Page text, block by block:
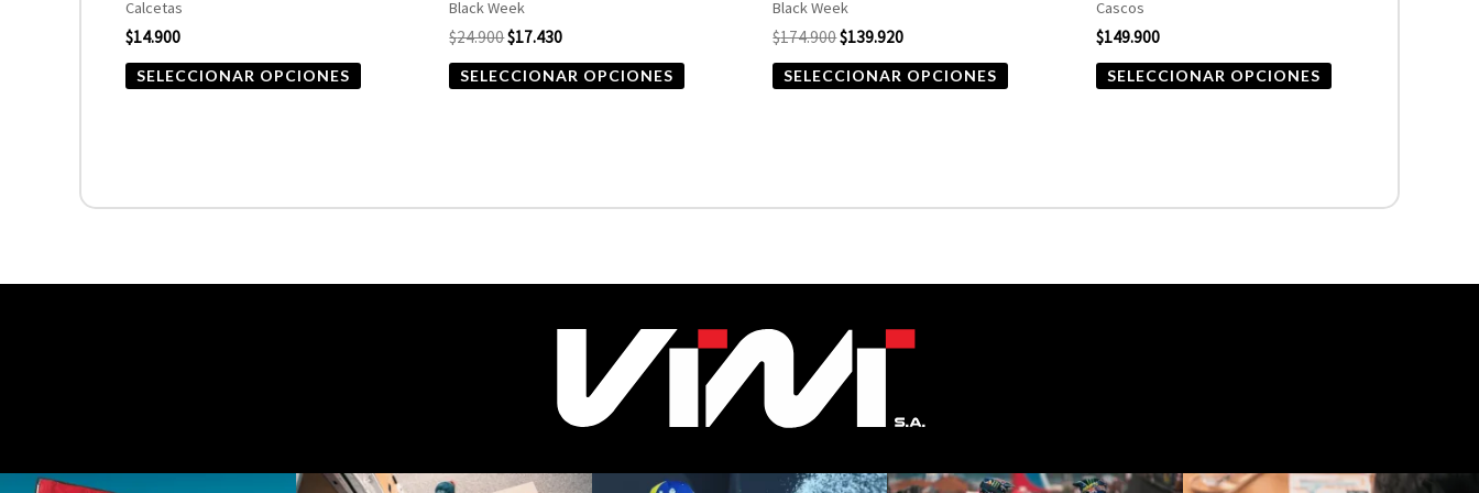
Calcetas
$14.900
SELECCIONAR OPCIONES
de
producto
Black Week
$24.900$17.430
SELECCIONAR OPCIONES
de
producto
Black Week
$174.900$139.920
SELECCIONAR OPCIONES
de
producto
Cascos
$149.900
SELECCIONAR OPCIONES
de
producto